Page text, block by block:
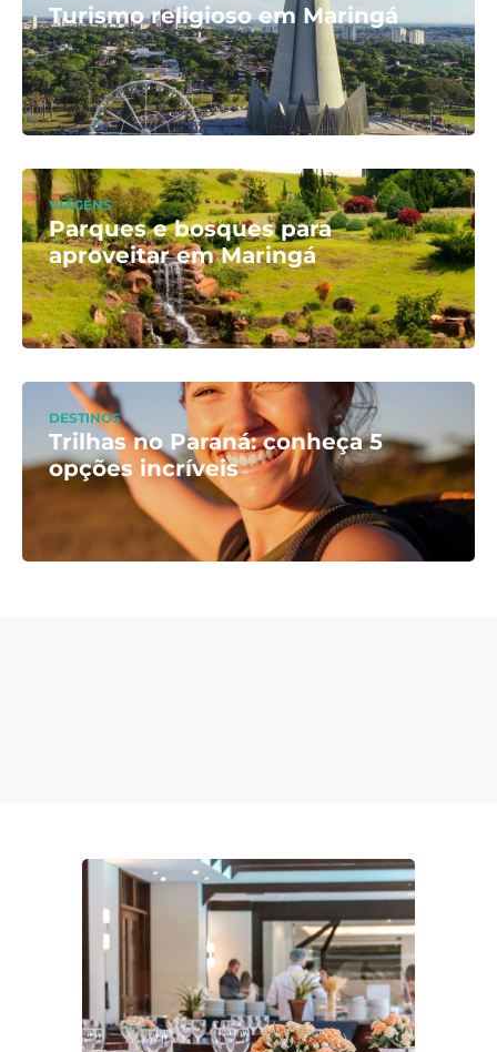
Turismo religioso em Maringá
VIAGENS
Parques e bosques para
aproveitar em Maringá
DESTINOS
Trilhas no Paraná: conheça 5
opções incríveis